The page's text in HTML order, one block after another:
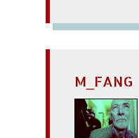
M_FANG